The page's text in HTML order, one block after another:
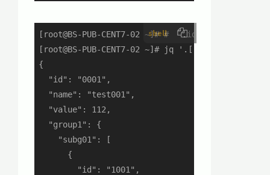
shell
[root@BS-PUB-CENT7-02 ~]# # 「.id」が0001の配列の
[root@BS-PUB-CENT7-02 ~]# jq '.[] | select(.id
{
  "id": "0001",
  "name": "test001",
  "value": 112,
  "group1": {
    "subg01": [
      {
        "id": "1001",